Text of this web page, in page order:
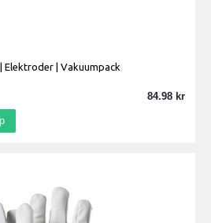
Elektroder | Vakuumpack
84.98